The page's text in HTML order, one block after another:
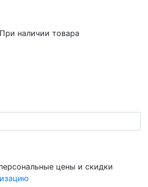
При наличии товара
цены и скидки